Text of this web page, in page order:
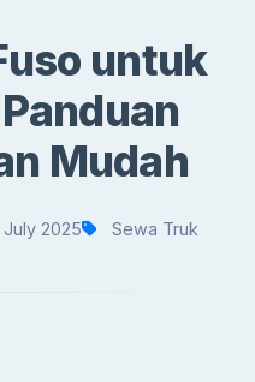
untuk
Mudah
July 2025 Sewa Truk